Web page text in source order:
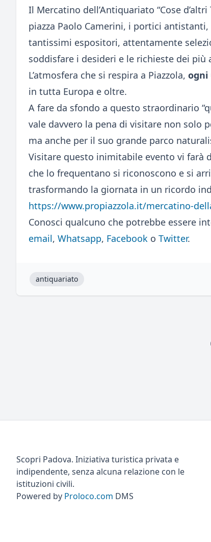
Il Mercatino dell’Antiquariato “Cose
piazza Paolo Camerini, i portici
tantissimi espositori, attentamente
soddisfare i desideri e le richieste dei
L’atmosfera che si respira a Piazzola, ogni
in tutta Europa e oltre.
A fare da sfondo a questo straordinario
vale davvero la pena di visitare non
ma anche per il suo grande parco
Visitare questo inimitabile evento vi farà
che lo frequentano si riconoscono e si
trasformando la giornata in un ricordo
https://www.propiazzola.it/mercatino-
Conosci qualcuno che potrebbe essere
email, Whatsapp, Facebook o Twitter.
antiquariato
Scopri Padova. Iniziativa turistica privata e
indipendente, senza alcuna relazione con le
istituzioni civili.
Powered by Proloco.com DMS